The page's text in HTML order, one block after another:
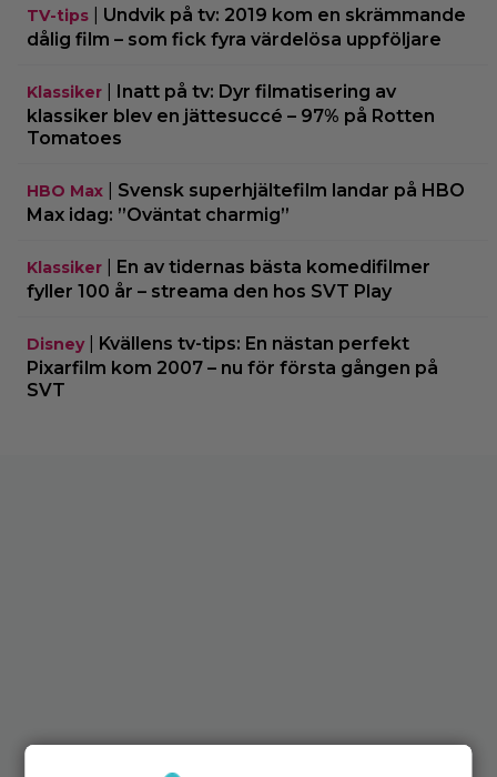
TV-tips
Undvik på tv: 2019 kom en skrämmande
dålig film – som fick fyra värdelösa uppföljare
Klassiker
Inatt på tv: Dyr filmatisering av
klassiker blev en jättesuccé – 97% på Rotten
Tomatoes
HBO Max
Svensk superhjältefilm landar på HBO
Max idag: ”Oväntat charmig”
Klassiker
En av tidernas bästa komedifilmer
fyller 100 år – streama den hos SVT Play
Disney| Kvällens tv-tips: En nästan perfekt
Pixarfilm kom 2007 – nu för första gången på
SVT